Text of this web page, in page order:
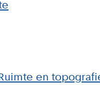
Ruimte en